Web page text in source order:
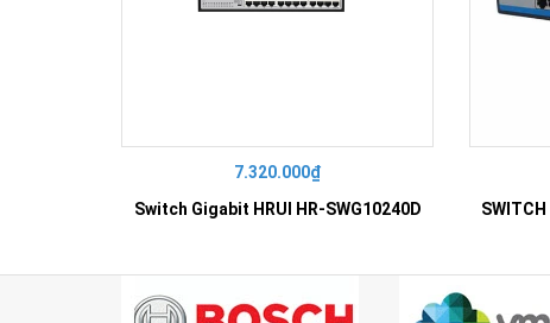
7.320.000₫
Switch Gigabit HRUI HR-SWG10240D